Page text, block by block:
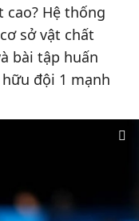
Hệ thống
sở vật chất
bài tập huấn
đội 1 mạnh